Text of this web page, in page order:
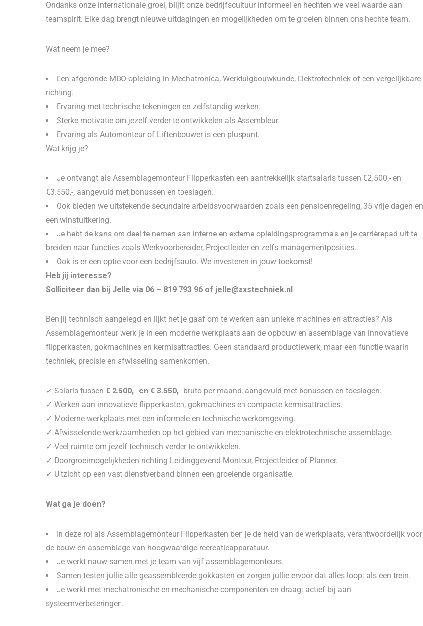
Ondanks onze internationale groei, blijft onze bedrijfscultuur informeel en hechten we veel waarde aan
teamspirit. Elke dag brengt nieuwe uitdagingen en mogelijkheden om te groeien binnen ons hechte team.
Wat neem je mee?
Een afgeronde MBO-opleiding in Mechatronica, Werktuigbouwkunde, Elektrotechniek of een vergelijkbare
richting.
Ervaring met technische tekeningen en zelfstandig werken.
Sterke motivatie om jezelf verder te ontwikkelen als Assembleur.
Ervaring als Automonteur of Liftenbouwer is een pluspunt.
Wat krijg je?
Je ontvangt als Assemblagemonteur Flipperkasten een aantrekkelijk startsalaris tussen €2.500,- en
€3.550,-, aangevuld met bonussen en toeslagen.
Ook bieden we uitstekende secundaire arbeidsvoorwaarden zoals een pensioenregeling, 35 vrije dagen en
een winstuitkering.
Je hebt de kans om deel te nemen aan interne en externe opleidingsprogramma's en je carrièrepad uit te
breiden naar functies zoals Werkvoorbereider, Projectleider en zelfs managementposities.
Ook is er een optie voor een bedrijfsauto. We investeren in jouw toekomst!
Heb jij interesse?
Solliciteer dan bij Jelle via 06 – 819 793 96 of jelle@axstechniek.nl
Ben jij technisch aangelegd en lijkt het je gaaf om te werken aan unieke machines en attracties? Als
Assemblagemonteur werk je in een moderne werkplaats aan de opbouw en assemblage van innovatieve
flipperkasten, gokmachines en kermisattracties. Geen standaard productiewerk, maar een functie waarin
techniek, precisie en afwisseling samenkomen.
✓ Salaris tussen € 2.500,- en € 3.550,- bruto per maand, aangevuld met bonussen en toeslagen.
✓ Werken aan innovatieve flipperkasten, gokmachines en compacte kermisattracties.
✓ Moderne werkplaats met een informele en technische werkomgeving.
✓ Afwisselende werkzaamheden op het gebied van mechanische en elektrotechnische assemblage.
✓ Veel ruimte om jezelf technisch verder te ontwikkelen.
✓ Doorgroeimogelijkheden richting Leidinggevend Monteur, Projectleider of Planner.
✓ Uitzicht op een vast dienstverband binnen een groeiende organisatie.
Wat ga je doen?
In deze rol als Assemblagemonteur Flipperkasten ben je de held van de werkplaats, verantwoordelijk voor
de bouw en assemblage van hoogwaardige recreatieapparatuur.
Je werkt nauw samen met je team van vijf assemblagemonteurs.
Samen testen jullie alle geassembleerde gokkasten en zorgen jullie ervoor dat alles loopt als een trein.
Je werkt met mechatronische en mechanische componenten en draagt actief bij aan
systeemverbeteringen.